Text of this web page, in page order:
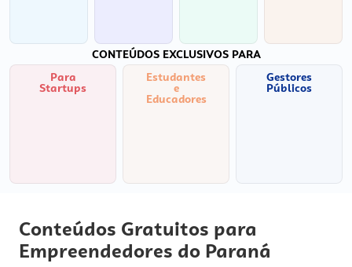
CONTEÚDOS EXCLUSIVOS PARA
Para
Startups
Estudantes
e
Educadores
Gestores
Públicos
Conteúdos Gratuitos para
Empreendedores do Paraná